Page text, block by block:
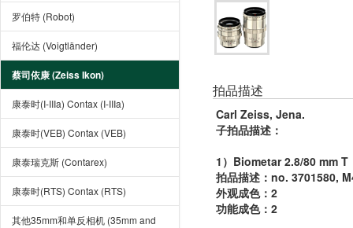
罗伯特 (Robot)
福伦达 (Voigtländer)
蔡司依康 (Zeiss Ikon)
康泰时(I-IIIa) Contax (I-IIIa)
康泰时(VEB) Contax (VEB)
康泰瑞克斯 (Contarex)
康泰时(RTS) Contax (RTS)
其他35mm和单反相机 (35mm and
拍品描述
Carl Zeiss, Jena.
子拍品描述 ：
1）Biometar 2.8/80 mm T
拍品描述：no. 3701580,
外观成色：2
功能成色：2